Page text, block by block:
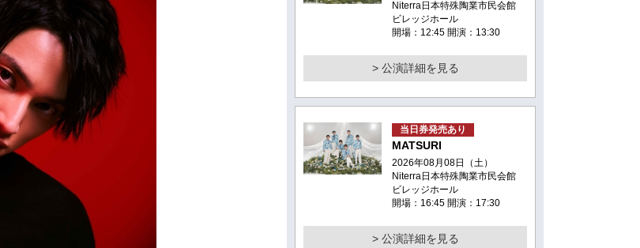
Niterra日本特殊陶業市民会館
ビレッジホール
開場：12:45 開演：13:30
> 公演詳細を見る
当日券発売あり
MATSURI
2026年08月08日（土）
Niterra日本特殊陶業市民会館
ビレッジホール
開場：16:45 開演：17:30
> 公演詳細を見る